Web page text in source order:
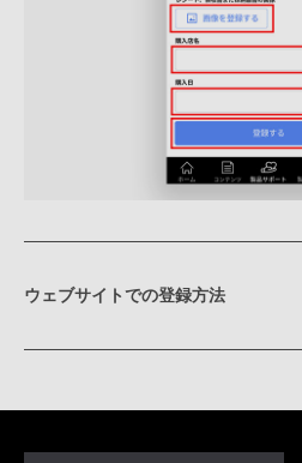
ウェブサイトでの登録方法